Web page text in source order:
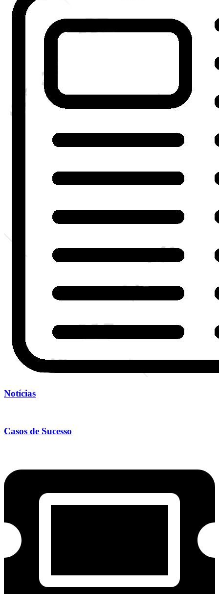
Notícias
Casos de Sucesso